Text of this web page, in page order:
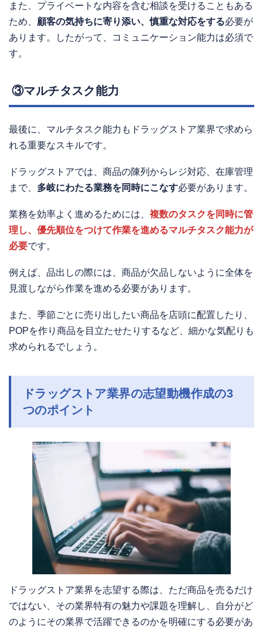
また、プライベートな内容を含む相談を受けることもある
ため、 顧客の気持ちに寄り添い、慎重な対応をする必要が
あります。したがって、コミュニケーション能力は必須で
す。
③マルチタスク能力
最後に、マルチタスク能力もドラッグストア業界で求めら
れる重要なスキルです。
ドラッグストアでは、商品の陳列からレジ対応、在庫管理
まで、 多岐にわたる業務を同時にこなす必要があります。
業務を効率よく進めるためには、 複数のタスクを同時に管
理し、優先順位をつけて作業を進めるマルチタスク能力が
必要です。
例えば、品出しの際には、商品が欠品しないように全体を
見渡しながら作業を進める必要があります。
また、季節ごとに売り出したい商品を店頭に配置したり、
POPを作り商品を目立たせたりするなど、細かな気配りも
求められるでしょう。
ドラッグストア業界の志望動機作成の3
つのポイント
ドラッグストア業界を志望する際は、ただ商品を売るだけ
ではない、その業界特有の魅力や課題を理解し、自分がど
のようにその業界で活躍できるのかを明確にする必要があ